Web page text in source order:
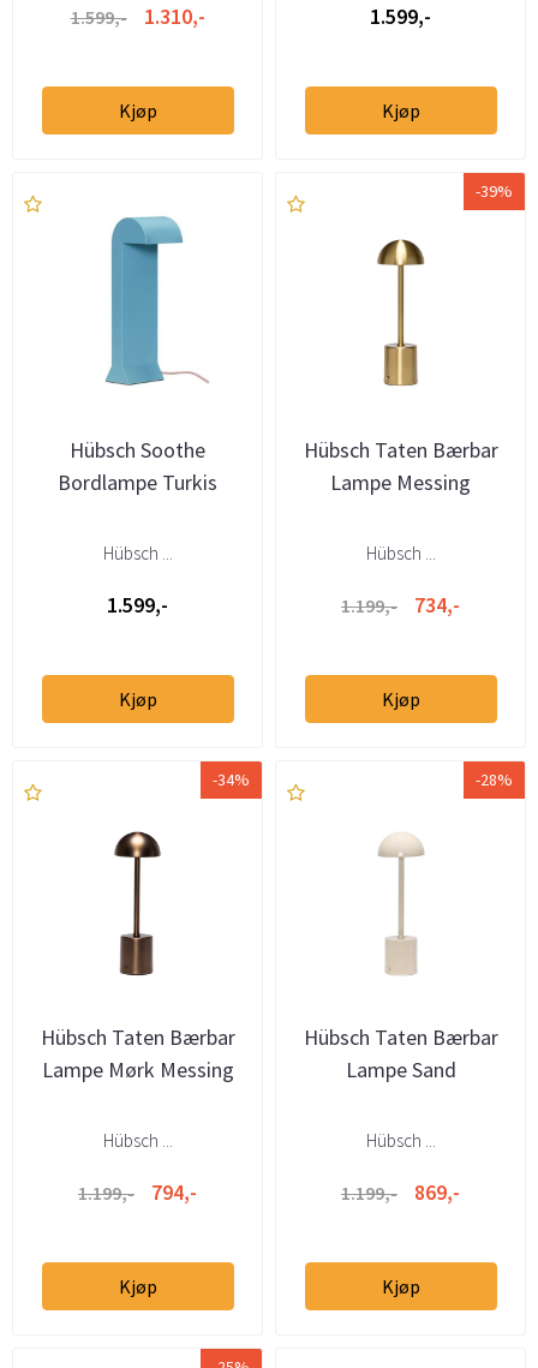
1.599,- 1.310,-
Kjøp
1.599,-
Kjøp
Hübsch Soothe
Bordlampe Turkis
Hübsch ...
1.599,-
Kjøp
-39%
Hübsch Taten Bærbar
Lampe Messing
Hübsch ...
1.199,- 734,-
Kjøp
-34%
Hübsch Taten Bærbar
Lampe Mørk Messing
Hübsch ...
1.199,- 794,-
Kjøp
-28%
Hübsch Taten Bærbar
Lampe Sand
Hübsch ...
1.199,- 869,-
Kjøp